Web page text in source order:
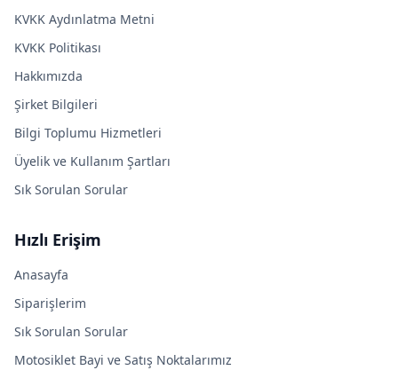
KVKK Aydınlatma Metni
KVKK Politikası
Hakkımızda
Şirket Bilgileri
Bilgi Toplumu Hizmetleri
Üyelik ve Kullanım Şartları
Sık Sorulan Sorular
Hızlı Erişim
Anasayfa
Siparişlerim
Sık Sorulan Sorular
Motosiklet Bayi ve Satış Noktalarımız